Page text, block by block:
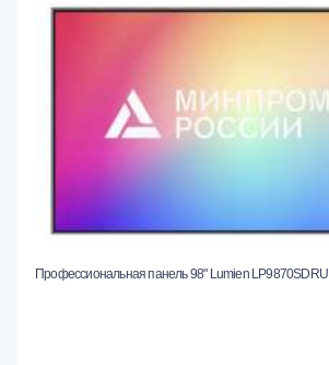
Профессиональная панель 98" Lumien LP9870SDRU